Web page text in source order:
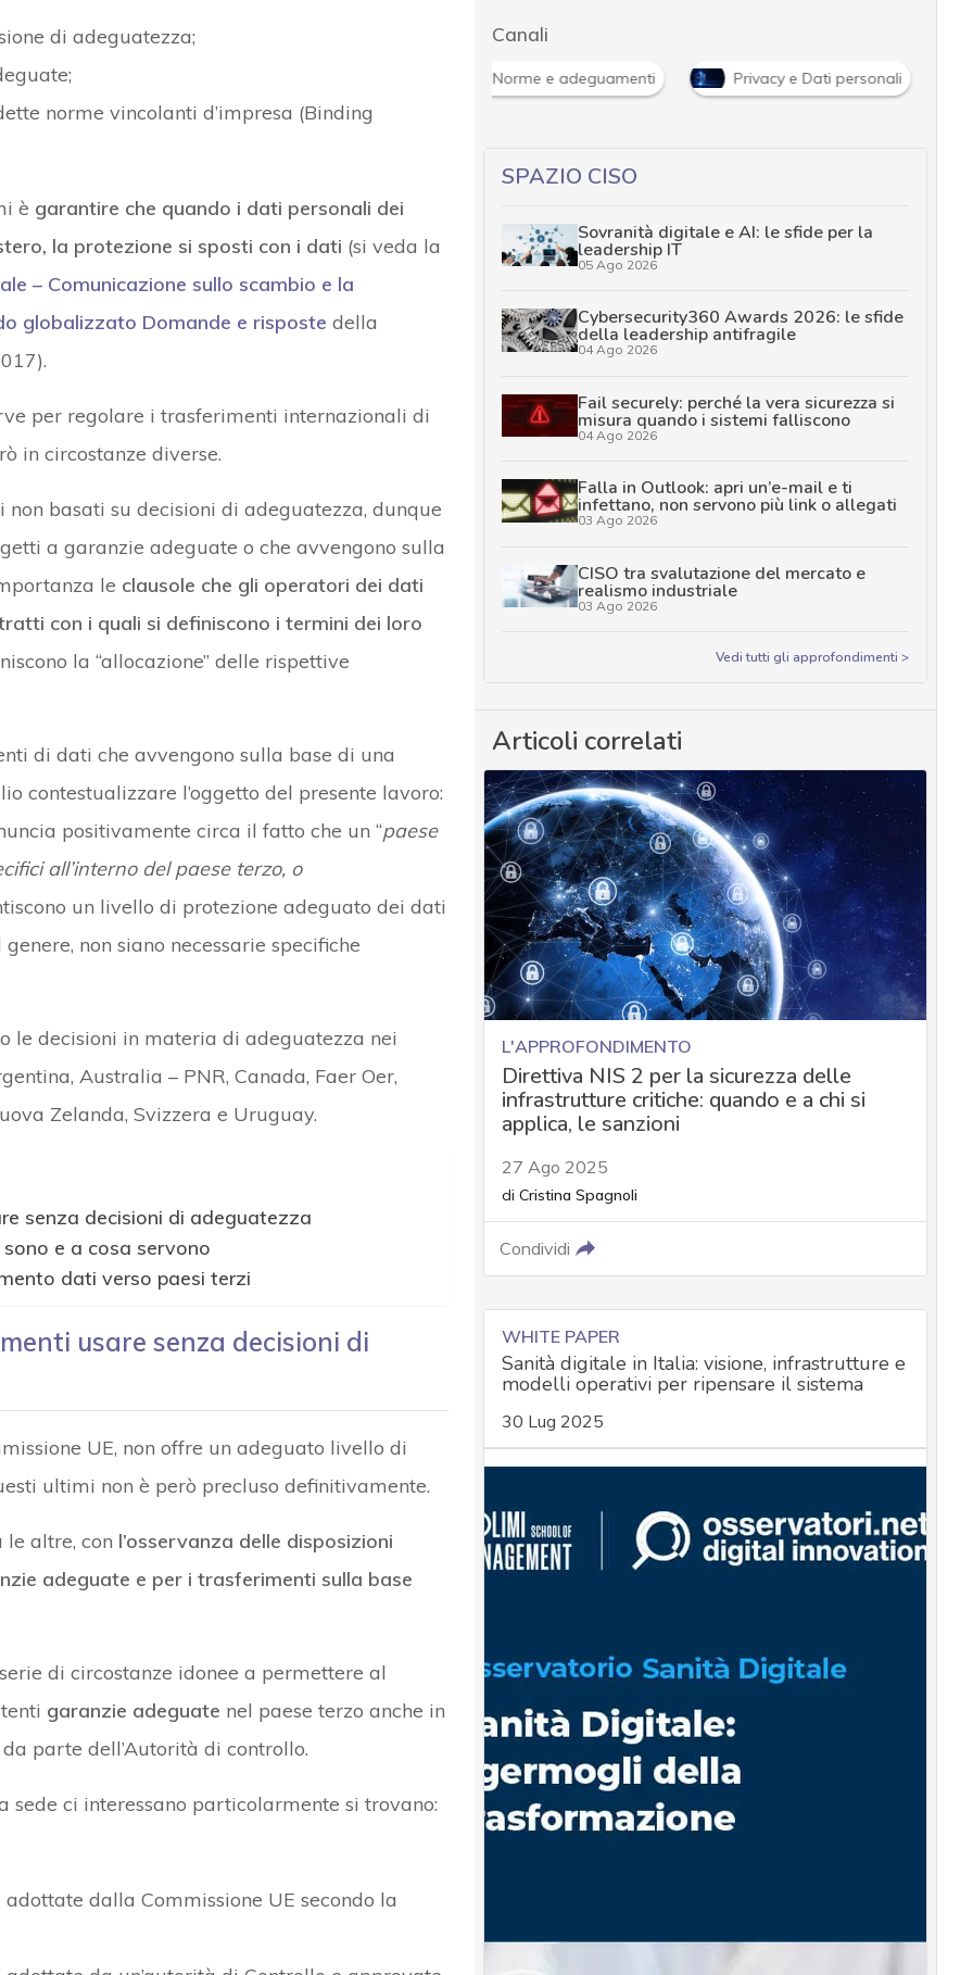
di adeguatezza;
norme vincolanti d’impresa (Binding
è garantire che quando i dati personali dei
la protezione si sposti con i dati (si veda la
– Comunicazione sullo scambio e la
globalizzato Domande e risposte della
per regolare i trasferimenti internazionali di
in circostanze diverse.
basati su decisioni di adeguatezza, dunque
a garanzie adeguate o che avvengono sulla
le clausole che gli operatori dei dati
con i quali si definiscono i termini dei loro
la “allocazione” delle rispettive
di dati che avvengono sulla base di una
contestualizzare l’oggetto del presente lavoro:
positivamente circa il fatto che un “paese
all’interno del paese terzo, o
un livello di protezione adeguato dei dati
non siano necessarie specifiche
le decisioni in materia di adeguatezza nei
Australia – PNR, Canada, Faer Oer,
Zelanda, Svizzera e Uruguay.
senza decisioni di adeguatezza
sono e a cosa servono
dati verso paesi terzi
usare senza decisioni di
UE, non offre un adeguato livello di
ultimi non è però precluso definitivamente.
altre, con l’osservanza delle disposizioni
adeguate e per i trasferimenti sulla base
di circostanze idonee a permettere al
garanzie adeguate nel paese terzo anche in
parte dell’Autorità di controllo.
sede ci interessano particolarmente si trovano:
dalla Commissione UE secondo la
Canali
Norme e adeguamenti Privacy e Dati personali
SPAZIO CISO
Sovranità digitale e AI: le sfide per la
leadership IT
05 Ago 2026
Cybersecurity360 Awards 2026: le sfide
della leadership antifragile
04 Ago 2026
Fail securely: perché la vera sicurezza si
misura quando i sistemi falliscono
04 Ago 2026
Falla in Outlook: apri un’e-mail e ti
infettano, non servono più link o allegati
03 Ago 2026
CISO tra svalutazione del mercato e
realismo industriale
03 Ago 2026
Vedi tutti gli approfondimenti >
Articoli correlati
L'APPROFONDIMENTO
Direttiva NIS 2 per la sicurezza delle
infrastrutture critiche: quando e a chi si
applica, le sanzioni
27 Ago 2025
di Cristina Spagnoli
Condividi
WHITE PAPER
Sanità digitale in Italia: visione, infrastrutture e
modelli operativi per ripensare il sistema
30 Lug 2025